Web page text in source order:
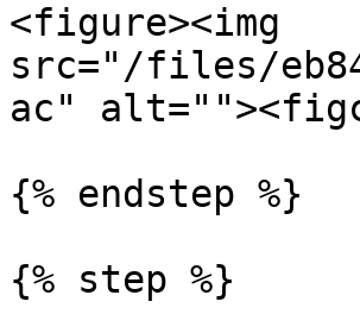
<figure><img
src="/files/
ac"
{% endstep %}
{% step %}